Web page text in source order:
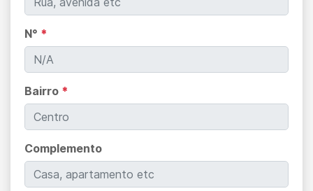
N° *
Bairro *
Complemento